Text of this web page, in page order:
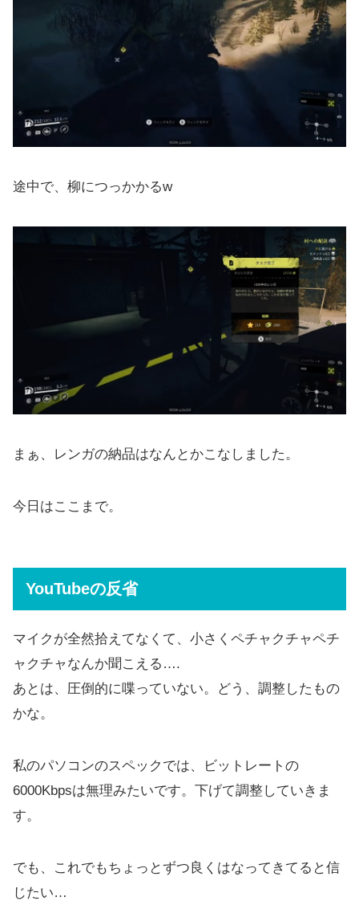
途中で、柳につっかかるw
まぁ、レンガの納品はなんとかこなしました。
今日はここまで。
YouTubeの反省
マイクが全然拾えてなくて、小さくペチャクチャペチ
ャクチャなんか聞こえる….
あとは、圧倒的に喋っていない。どう、調整したもの
かな。
私のパソコンのスペックでは、ビットレートの
6000Kbpsは無理みたいです。下げて調整していきま
す。
でも、これでもちょっとずつ良くはなってきてると信
じたい…